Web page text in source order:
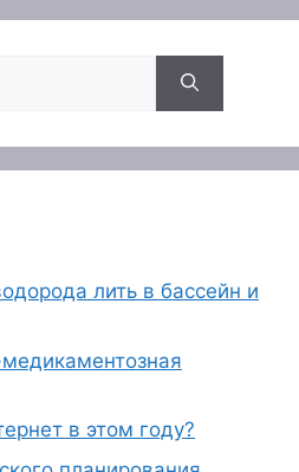
лить в бассейн и
в этом году?